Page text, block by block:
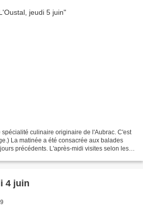
spécialité culinaire originaire de l'Aubrac. C'est
La matinée a été consacrée aux balades
précédents. L'après-midi visites selon les
4 juin